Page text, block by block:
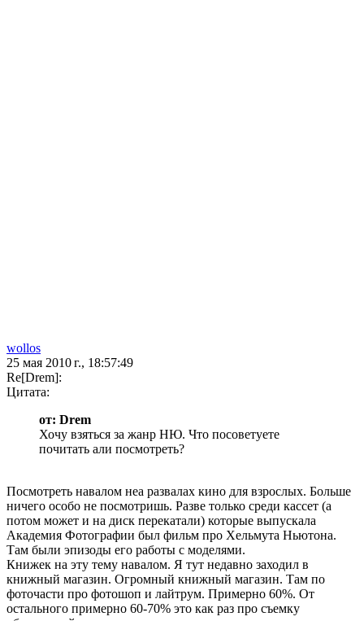
wollos
25 мая 2010 г., 18:57:49
Re[Drem]:
Цитата:
от: Drem
Хочу взяться за жанр НЮ. Что посоветуете
почитать али посмотреть?
Посмотреть навалом неа развалах кино для взрослых. Больше
ничего особо не посмотришь. Разве только среди кассет (а
потом может и на диск перекатали) которые выпускала
Академия Фотографии был фильм про Хельмута Ньютона.
Там были эпизоды его работы с моделями.
Книжек на эту тему навалом. Я тут недавно заходил в
книжный магазин. Огромный книжный магазин. Там по
фоточасти про фотошоп и лайтрум. Примерно 60%. От
остального примерно 60-70% это как раз про съемку